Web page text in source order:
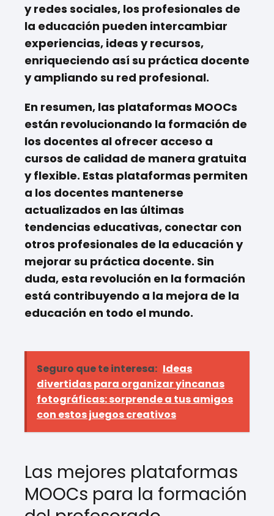
y redes sociales, los profesionales de
la educación pueden intercambiar
experiencias, ideas y recursos,
enriqueciendo así su práctica docente
y ampliando su red profesional.
En resumen, las plataformas MOOCs
están revolucionando la formación de
los docentes al ofrecer acceso a
cursos de calidad de manera gratuita
y flexible. Estas plataformas permiten
a los docentes mantenerse
actualizados en las últimas
tendencias educativas, conectar con
otros profesionales de la educación y
mejorar su práctica docente. Sin
duda, esta revolución en la formación
está contribuyendo a la mejora de la
educación en todo el mundo.
Seguro que te interesa: Ideas
divertidas para organizar yincanas
fotográficas: sorprende a tus amigos
con estos juegos creativos
Las mejores plataformas
MOOCs para la formación